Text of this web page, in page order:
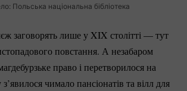
Польська національна бібліотека
заговорять лише у XIX столітті — тут
повстання. А незабаром
право і перетворилося на
чимало пансіонатів та вілл для